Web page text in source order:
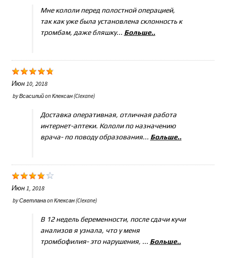
Мне кололи перед полостной операцией,
так как уже была установлена склонность к
тромбам, даже бляшку... Больше..
Июн 10, 2018
byВсасилийonКлексан (Clexane)
Доставка оперативная, отличная работа
интернет-аптеки. Кололи по назначению
врача- по поводу образования... Больше..
Июн 1, 2018
byСветланаonКлексан (Clexane)
В 12 недель беременности, после сдачи кучи
анализов я узнала, что у меня
тромбофилия- это нарушения, ... Больше..